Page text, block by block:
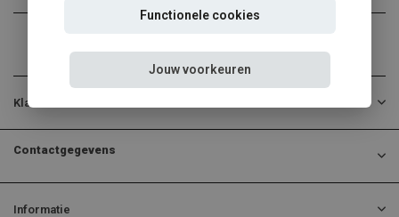
Klantenservice
Contactgegevens
Informatie
Functionele cookies
Jouw voorkeuren